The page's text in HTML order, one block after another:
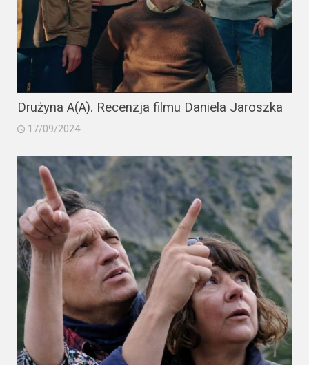
Drużyna A(A). Recenzja filmu Daniela Jaroszka
17/09/2024